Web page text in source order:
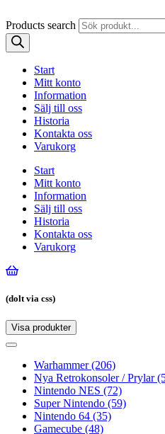
Products search
Start
Mitt konto
Information
Sälj till oss
Historia
Kontakta oss
Varukorg
Start
Mitt konto
Information
Sälj till oss
Historia
Kontakta oss
Varukorg
(dolt via css)
Visa produkter
Toggle
Toggle
navigationWarhammer(206)
Nya Retrokonsoler / Prylar
Nintendo NES (72)
Super Nintendo (59)
Nintendo 64 (35)
Gamecube (48)